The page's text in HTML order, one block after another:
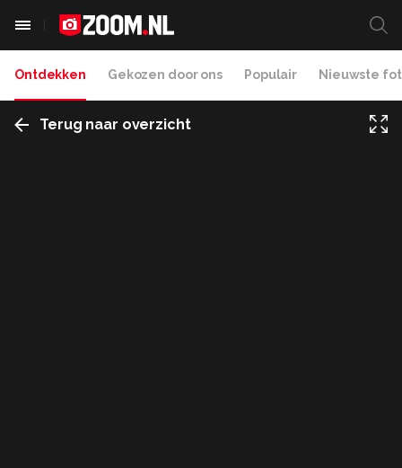
Ontdekken Gekozen door ons Populair Nieuwste
Terug naar overzicht